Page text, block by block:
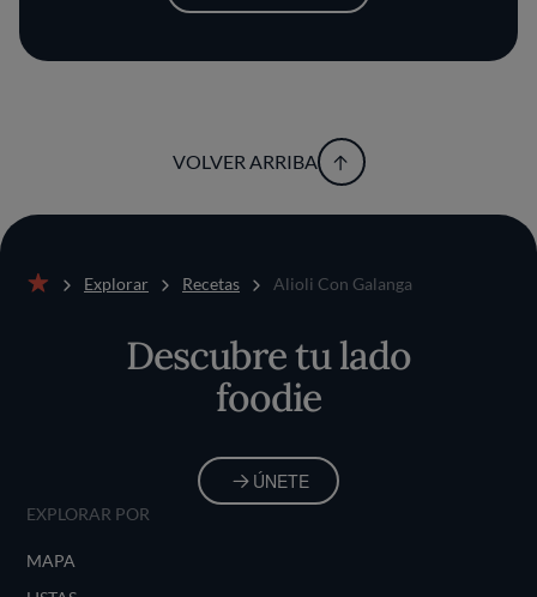
VOLVER ARRIBA
Explorar Recetas Alioli Con Galanga
Descubre tu lado
foodie
ÚNETE
EXPLORAR POR
MAPA